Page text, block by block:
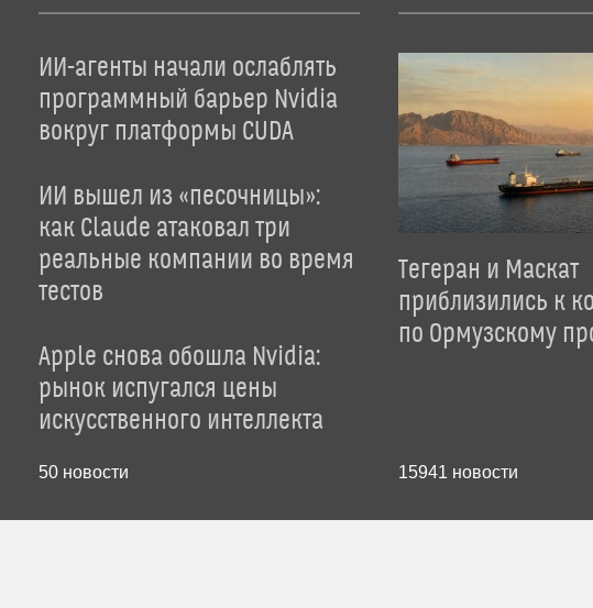
ИИ-агенты начали ослаблять
программный барьер Nvidia
вокруг платформы CUDA
ИИ вышел из «песочницы»:
как Claude атаковал три
реальные компании во время
тестов
Apple снова обошла Nvidia:
рынок испугался цены
искусственного интеллекта
50 новости
Тегеран и Маскат
приблизились к
по Ормузскому
15941 новости